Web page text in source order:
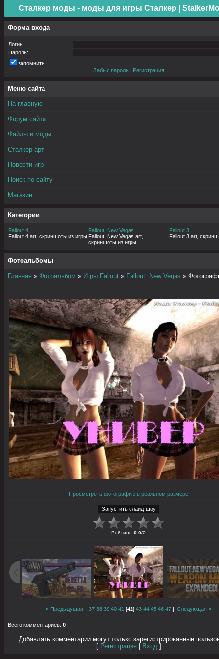
Сталкер моды - моды для игры Сталкер |
Форма входа
Логин:
Пароль:
запомнить
Забыл пароль | Регистрация
Меню сайта
На главную
Форум сайта
Файлы и моды
Сталкер-арт
Новости игр
Поиск по сайту
Магазин
Категории
Fallout 4
Fallout 4 art, скриншоты из игры
Fallout: New Vegas
Fallout: New Vegas art,
скриншоты из игры
Fallout 3
Fallout 3 art,
Фотоальбомы
Главная » Фотоальбом » Игры Fallout » Fallout: New Vegas »
Просмотреть фотографию в реальном размере
Рейтинг: 0.0/0
« Предыдущая |37 38 39 40 41 [42]43 44 45 46 47 |Следующая »
Всего комментариев: 0
Добавлять комментарии могут только зарегистрированные
Регистрация Вход